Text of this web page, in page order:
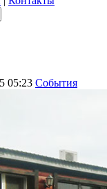
05:23 События